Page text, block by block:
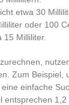
etwa 30
oder 100
15 Milliliter.
Zum Beispiel,
einfache
entsprechen 1,2